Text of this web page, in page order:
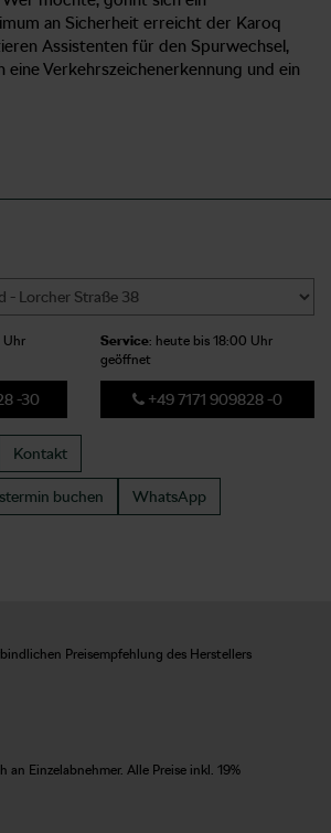
an Sicherheit erreicht der Karoq
Assistenten für den Spurwechsel,
Verkehrszeichenerkennung und ein
Uhr
-30
Service: heute bis 18:00 Uhr
geöffnet
+49 7171 909828 -0
Kontakt
buchen WhatsApp
Preisempfehlung des Herstellers
Einzelabnehmer. Alle Preise inkl. 19%